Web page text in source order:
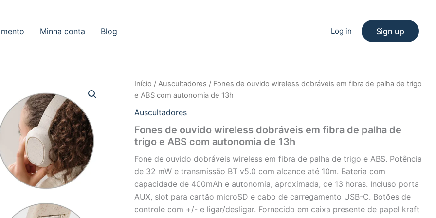
Minha conta Blog Log in Sign up
Início /Auscultadores / Fones de ouvido wireless dobráveis em fibra de palha de trigo
e ABS com autonomia de 13h
Auscultadores
Fones de ouvido wireless dobráveis em fibra de palha de
trigo e ABS com autonomia de 13h
Fone de ouvido dobráveis wireless em fibra de palha de trigo e ABS. Potência
de 32 mW e transmissão BT v5.0 com alcance até 10m. Bateria com
capacidade de 400mAh e autonomia, aproximada, de 13 horas. Incluso porta
AUX, slot para cartão microSD e cabo de carregamento USB-C. Botões de
controle com +/- e ligar/desligar. Fornecido em caixa presente de papel kraft